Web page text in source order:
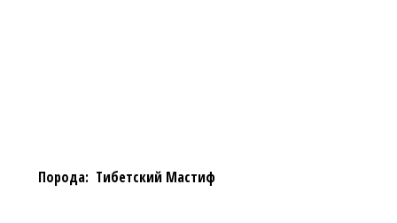
Порода: Тибетский Мастиф